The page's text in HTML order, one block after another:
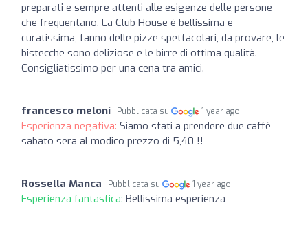
preparati e sempre attenti alle esigenze delle persone
che frequentano. La Club House è bellissima e
curatissima, fanno delle pizze spettacolari, da provare, le
bistecche sono deliziose e le birre di ottima qualità.
Consigliatissimo per una cena tra amici.
francesco meloni Pubblicata su 1 year ago
Esperienza negativa: Siamo stati a prendere due caffè
sabato sera al modico prezzo di 5,40 !!
Rossella Manca Pubblicata su 1 year ago
Esperienza fantastica: Bellissima esperienza